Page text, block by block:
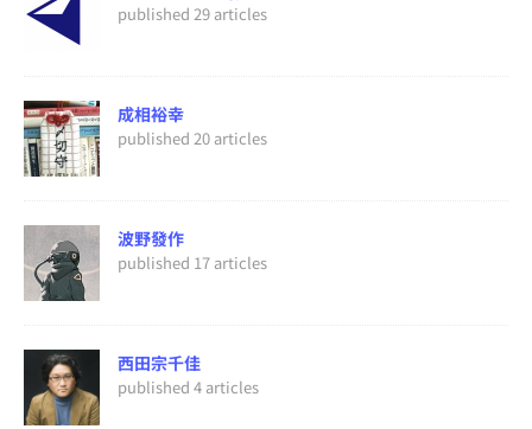
published 29 articles
成相裕幸
published 20 articles
波野發作
published 17 articles
西田宗千佳
published 4 articles